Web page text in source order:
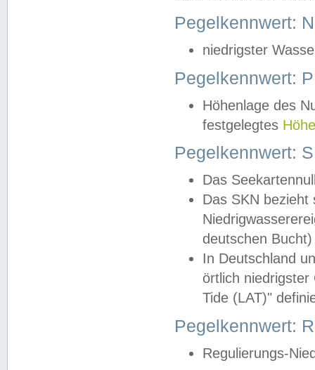
Pegelkennwert:
niedrigster
Pegelkennwert:
Höhenlage des
festgelegtes
Pegelkennwert:
Das
Das SKN
deutschen
In Deutschland
örtlich
Tide (LAT)"
Pegelkennwert:
Regulierungs-